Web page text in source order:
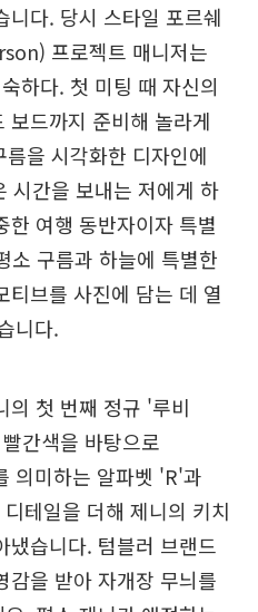
니다. 당시 스타일 포르쉐
프로젝트 매니저는
하다. 첫 미팅 때 자신의
보드까지 준비해 놀라게
을 시각화한 디자인에
시간을 보내는 저에게 하
한 여행 동반자이자 특별
구름과 하늘에 특별한
티브를 사진에 담는 데 열
니다.
의 첫 번째 정규 '루비
간색을 바탕으로
의미하는 알파벳 'R'과
테일을 더해 제니의 키치
냈습니다. 텀블러 브랜드
감을 받아 자개장 무늬를